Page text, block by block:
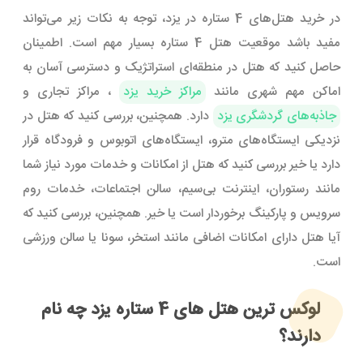
در خرید هتل‌های 4 ستاره در یزد، توجه به نکات زیر می‌تواند
مفید باشد موقعیت هتل 4 ستاره بسیار مهم است. اطمینان
حاصل کنید که هتل در منطقه‌ای استراتژیک و دسترسی آسان به
اماکن مهم شهری مانند
مراکز خرید یزد
، مراکز تجاری و
جاذبه‌های گردشگری یزد دارد. همچنین، بررسی کنید که هتل در
نزدیکی ایستگاه‌های مترو، ایستگاه‌های اتوبوس و فرودگاه قرار
دارد یا خیر بررسی کنید که هتل از امکانات و خدمات مورد نیاز شما
مانند رستوران، اینترنت بی‌سیم، سالن اجتماعات، خدمات روم
سرویس و پارکینگ برخوردار است یا خیر. همچنین، بررسی کنید که
آیا هتل دارای امکانات اضافی مانند استخر، سونا یا سالن ورزشی
است.
لوکس ترین هتل های 4 ستاره یزد چه نام
دارند؟